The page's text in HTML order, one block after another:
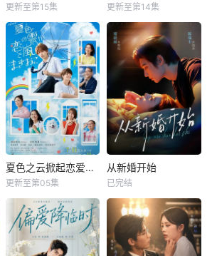
更新至第15集 更新至第14集
夏色之云掀起恋爱与风暴
更新至第05集
从新婚开始
已完结